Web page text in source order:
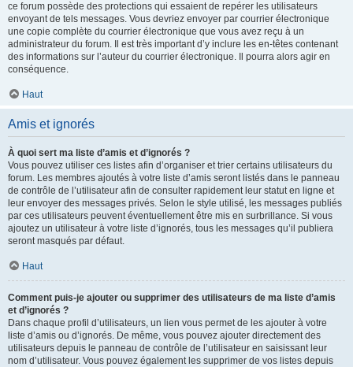
ce forum possède des protections qui essaient de repérer les utilisateurs
envoyant de tels messages. Vous devriez envoyer par courrier électronique
une copie complète du courrier électronique que vous avez reçu à un
administrateur du forum. Il est très important d’y inclure les en-têtes contenant
des informations sur l’auteur du courrier électronique. Il pourra alors agir en
conséquence.
Haut
Amis et ignorés
À quoi sert ma liste d’amis et d’ignorés ?
Vous pouvez utiliser ces listes afin d’organiser et trier certains utilisateurs du
forum. Les membres ajoutés à votre liste d’amis seront listés dans le panneau
de contrôle de l’utilisateur afin de consulter rapidement leur statut en ligne et
leur envoyer des messages privés. Selon le style utilisé, les messages publiés
par ces utilisateurs peuvent éventuellement être mis en surbrillance. Si vous
ajoutez un utilisateur à votre liste d’ignorés, tous les messages qu’il publiera
seront masqués par défaut.
Haut
Comment puis-je ajouter ou supprimer des utilisateurs de ma liste d’amis
et d’ignorés ?
Dans chaque profil d’utilisateurs, un lien vous permet de les ajouter à votre
liste d’amis ou d’ignorés. De même, vous pouvez ajouter directement des
utilisateurs depuis le panneau de contrôle de l’utilisateur en saisissant leur
nom d’utilisateur. Vous pouvez également les supprimer de vos listes depuis